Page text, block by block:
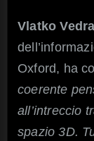
Vlatko Vedral
Oxford, ha
coerente
all’intreccio
spazio 3D.